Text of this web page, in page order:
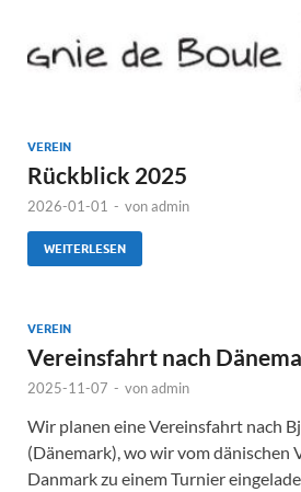
VEREIN
Rückblick 2025
2026-01-01 - vonadmin
WEITERLESEN
VEREIN
Vereinsfahrt nach
2025-11-07 - vonadmin
Wir planen eine Vereinsfahrt nach
(Dänemark), wo wir vom dänischen
Danmark zu einem Turnier